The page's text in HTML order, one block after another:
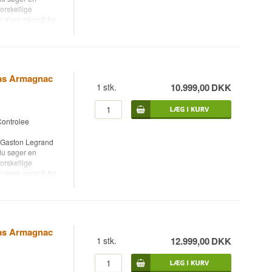
garanti for
i med
Armagnac
Legrand
søger en
garanti for
i med
1 stk. 10.999,00DKK
Armagnac
1 stk. 12.999,00DKK